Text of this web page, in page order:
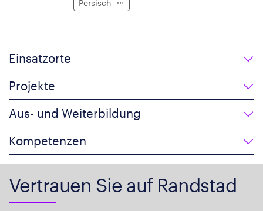
Persisch
Einsatzorte
Projekte
Aus- und Weiterbildung
Kompetenzen
Vertrauen Sie auf Randstad